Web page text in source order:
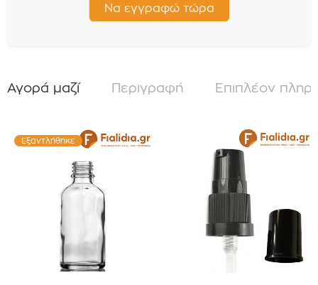
Αγορά μαζί Περιγραφή Επιπλέον
Εξαντλήθηκε